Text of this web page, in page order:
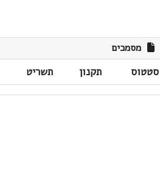
מסמכים
סטטוס תקנון תשריט